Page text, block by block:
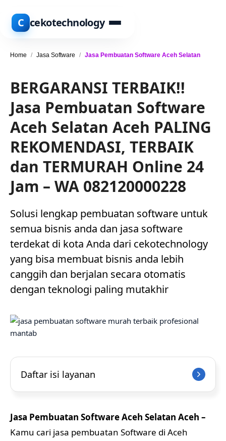
C cekotechnology
Home / Jasa Software / Jasa Pembuatan Software Aceh Selatan
BERGARANSI TERBAIK!!
Jasa Pembuatan Software
Aceh Selatan Aceh PALING
REKOMENDASI, TERBAIK
dan TERMURAH Online 24
Jam – WA 082120000228
Solusi lengkap pembuatan software untuk
semua bisnis anda dan jasa software
terdekat di kota Anda dari cekotechnology
yang bisa membuat bisnis anda lebih
canggih dan berjalan secara otomatis
dengan teknologi paling mutakhir
Daftar isi layanan
Jasa Pembuatan Software Aceh Selatan Aceh –
Kamu cari jasa pembuatan Software di Aceh